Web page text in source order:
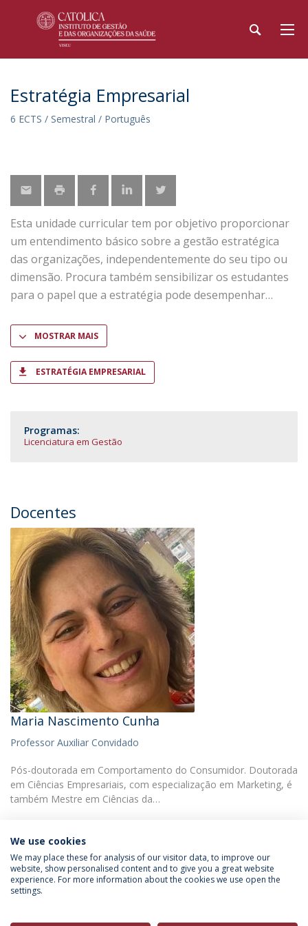
Estratégia Empresarial
6 ECTS / Semestral / Português
Esta unidade curricular tem por objetivo proporcionar
um entendimento básico sobre a gestão estratégica
das organizações, independentemente do seu tipo ou
dimensão. Procura também sensibilizar os estudantes
para o papel que a estratégia pode desempenhar
MOSTRAR MAIS
ESTRATÉGIA EMPRESARIAL
Programas:
Licenciatura em Gestão
Docentes
Maria Nascimento Cunha
Professor Auxiliar Convidado
Pós-doutorada em Comportamento do Consumidor. Doutorada
em Ciências Empresariais, com especialização em Marketing, é
também Mestre em Ciências da…
Política de Privacidade
Termos & Condições
We use cookies
We may place these for analysis of our visitor data, to improve our
website, show personalised content and to give you a great website
experience. For more information about the cookies we use open the
settings.